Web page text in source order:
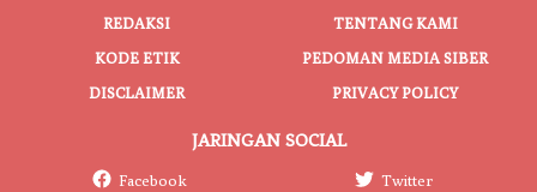
REDAKSI
TENTANG KAMI
KODE ETIK
PEDOMAN MEDIA SIBER
DISCLAIMER
PRIVACY POLICY
JARINGAN SOCIAL
Facebook
Twitter